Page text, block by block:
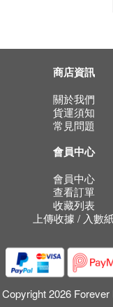
商店資訊
關於我們
貨運須知
常見問題
會員中心
會員中心
查看訂單
收藏列表
上傳收據 / 入數
Copyright 2026